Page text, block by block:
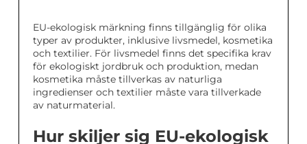
EU-ekologisk märkning finns tillgänglig för olika
typer av produkter, inklusive livsmedel, kosmetika
och textilier. För livsmedel finns det specifika krav
för ekologiskt jordbruk och produktion, medan
kosmetika måste tillverkas av naturliga
ingredienser och textilier måste vara tillverkade
av naturmaterial.
Hur skiljer sig EU-ekologisk